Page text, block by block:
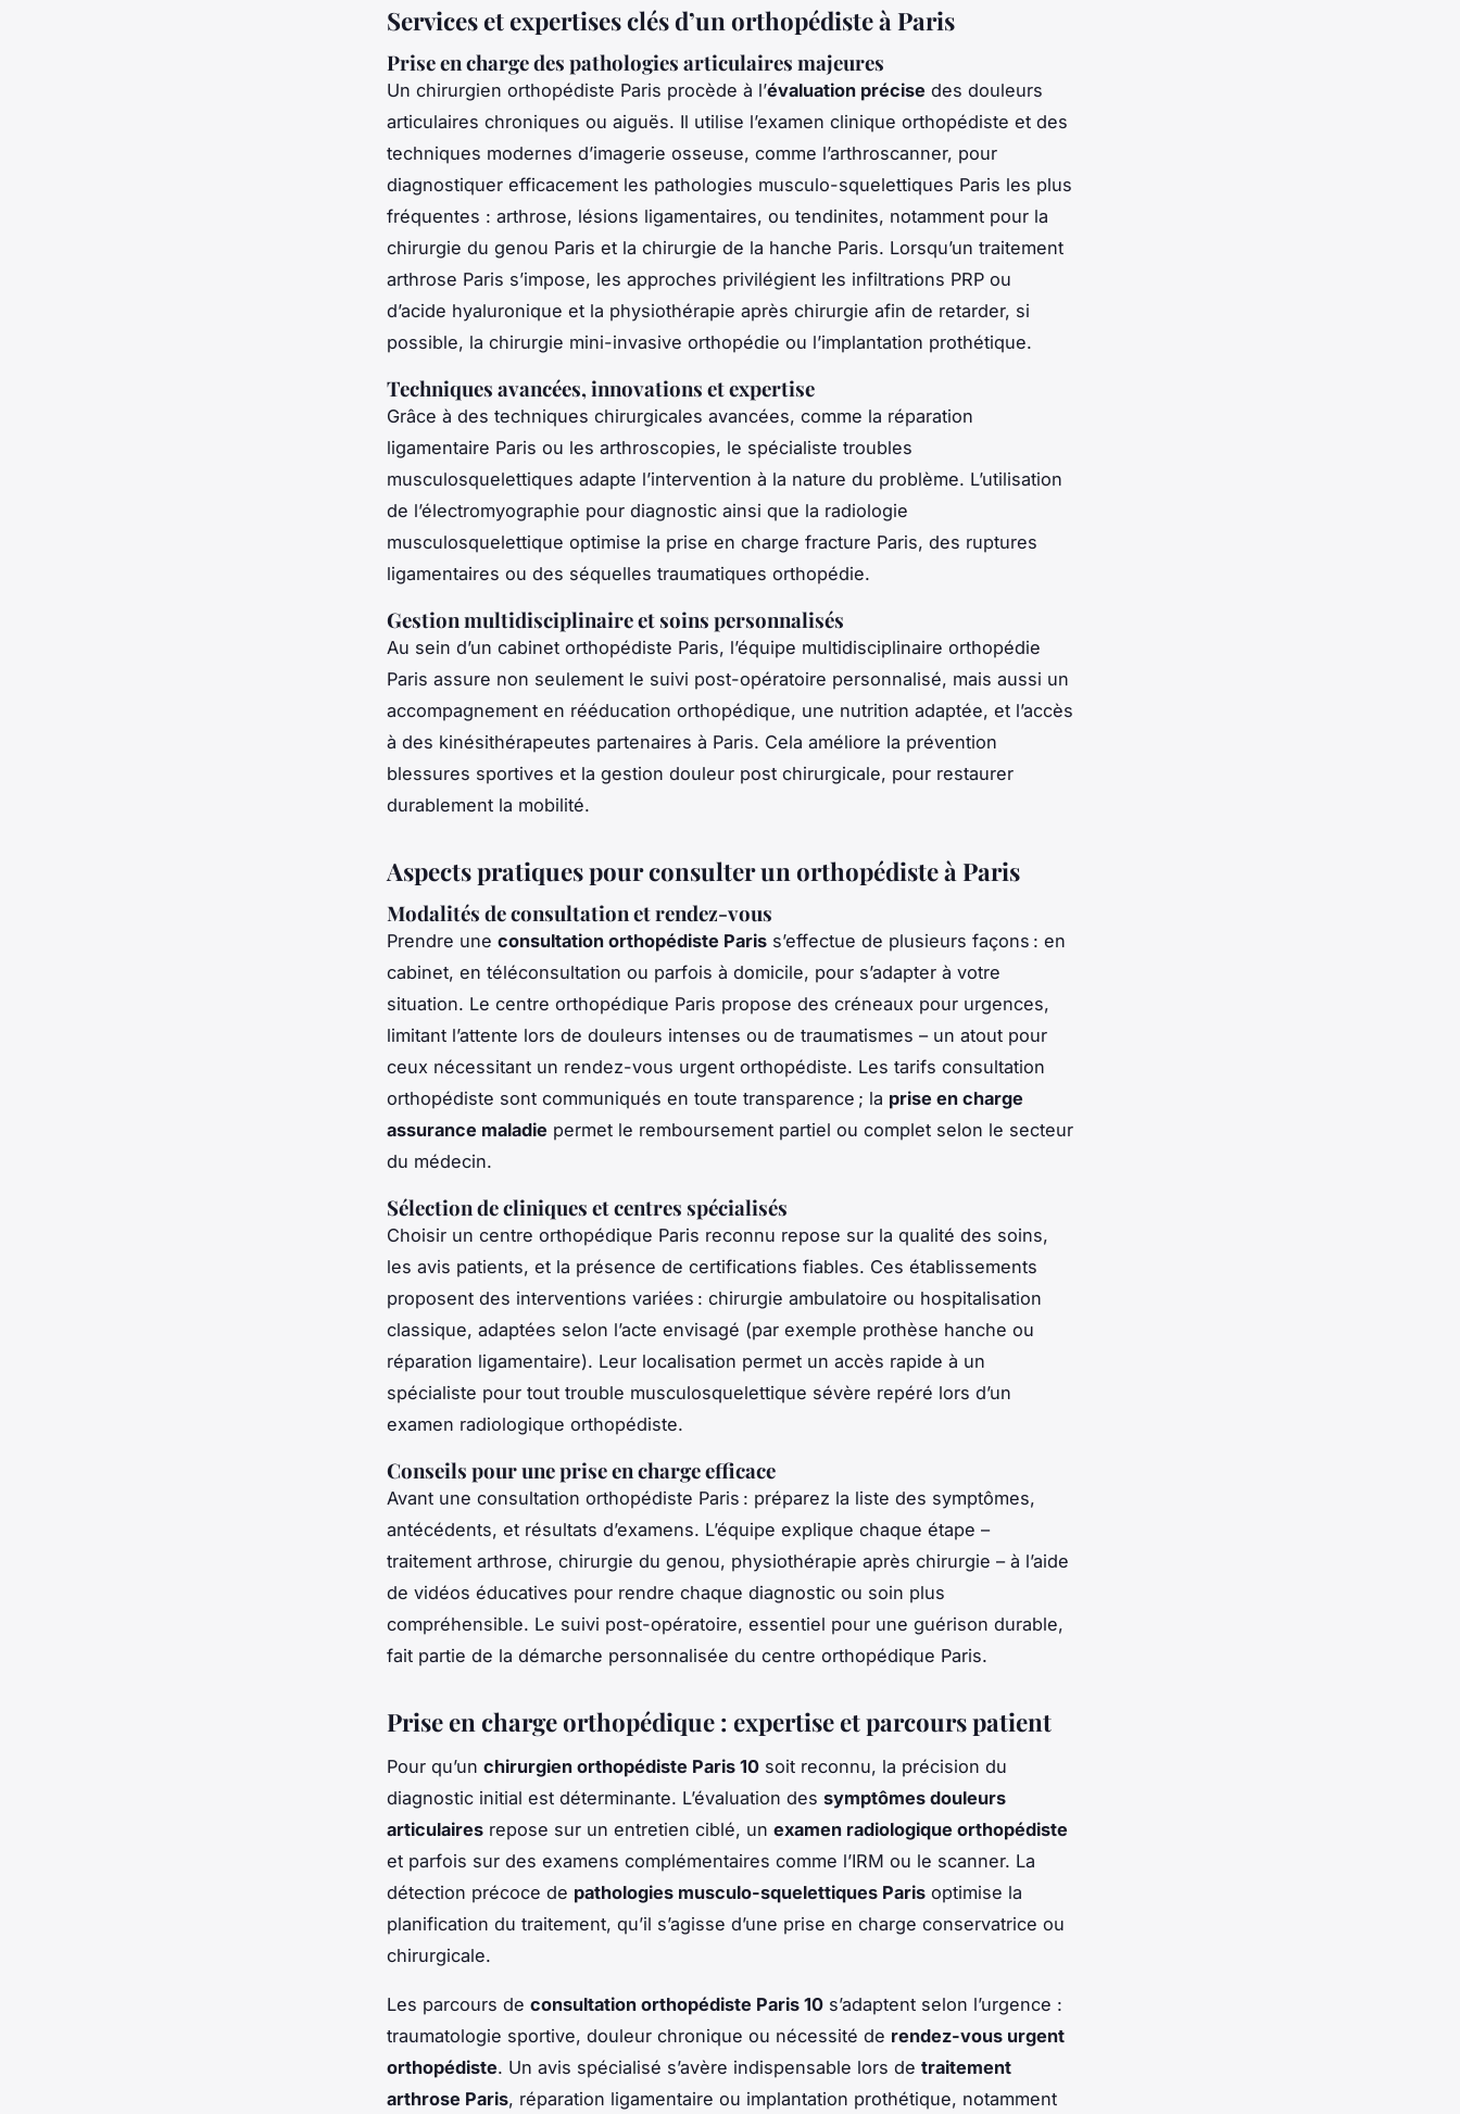
Services et expertises clés d’un orthopédiste à Paris
Prise en charge des pathologies articulaires majeures
Un chirurgien orthopédiste Paris procède à l’évaluation précise des douleurs
articulaires chroniques ou aiguës. Il utilise l’examen clinique orthopédiste et des
techniques modernes d’imagerie osseuse, comme l’arthroscanner, pour
diagnostiquer efficacement les pathologies musculo-squelettiques Paris les plus
fréquentes : arthrose, lésions ligamentaires, ou tendinites, notamment pour la
chirurgie du genou Paris et la chirurgie de la hanche Paris. Lorsqu’un traitement
arthrose Paris s’impose, les approches privilégient les infiltrations PRP ou
d’acide hyaluronique et la physiothérapie après chirurgie afin de retarder, si
possible, la chirurgie mini-invasive orthopédie ou l’implantation prothétique.
Techniques avancées, innovations et expertise
Grâce à des techniques chirurgicales avancées, comme la réparation
ligamentaire Paris ou les arthroscopies, le spécialiste troubles
musculosquelettiques adapte l’intervention à la nature du problème. L’utilisation
de l’électromyographie pour diagnostic ainsi que la radiologie
musculosquelettique optimise la prise en charge fracture Paris, des ruptures
ligamentaires ou des séquelles traumatiques orthopédie.
Gestion multidisciplinaire et soins personnalisés
Au sein d’un cabinet orthopédiste Paris, l’équipe multidisciplinaire orthopédie
Paris assure non seulement le suivi post-opératoire personnalisé, mais aussi un
accompagnement en rééducation orthopédique, une nutrition adaptée, et l’accès
à des kinésithérapeutes partenaires à Paris. Cela améliore la prévention
blessures sportives et la gestion douleur post chirurgicale, pour restaurer
durablement la mobilité.
Aspects pratiques pour consulter un orthopédiste à Paris
Modalités de consultation et rendez-vous
Prendre une consultation orthopédiste Paris s’effectue de plusieurs façons : en
cabinet, en téléconsultation ou parfois à domicile, pour s’adapter à votre
situation. Le centre orthopédique Paris propose des créneaux pour urgences,
limitant l’attente lors de douleurs intenses ou de traumatismes – un atout pour
ceux nécessitant un rendez-vous urgent orthopédiste. Les tarifs consultation
orthopédiste sont communiqués en toute transparence ; la prise en charge
assurance maladie permet le remboursement partiel ou complet selon le secteur
du médecin.
Sélection de cliniques et centres spécialisés
Choisir un centre orthopédique Paris reconnu repose sur la qualité des soins,
les avis patients, et la présence de certifications fiables. Ces établissements
proposent des interventions variées : chirurgie ambulatoire ou hospitalisation
classique, adaptées selon l’acte envisagé (par exemple prothèse hanche ou
réparation ligamentaire). Leur localisation permet un accès rapide à un
spécialiste pour tout trouble musculosquelettique sévère repéré lors d’un
examen radiologique orthopédiste.
Conseils pour une prise en charge efficace
Avant une consultation orthopédiste Paris : préparez la liste des symptômes,
antécédents, et résultats d’examens. L’équipe explique chaque étape –
traitement arthrose, chirurgie du genou, physiothérapie après chirurgie – à l’aide
de vidéos éducatives pour rendre chaque diagnostic ou soin plus
compréhensible. Le suivi post-opératoire, essentiel pour une guérison durable,
fait partie de la démarche personnalisée du centre orthopédique Paris.
Prise en charge orthopédique : expertise et parcours patient
Pour qu’un chirurgien orthopédiste Paris 10 soit reconnu, la précision du
diagnostic initial est déterminante. L’évaluation des symptômes douleurs
articulaires repose sur un entretien ciblé, un examen radiologique orthopédiste
et parfois sur des examens complémentaires comme l’IRM ou le scanner. La
détection précoce de pathologies musculo-squelettiques Paris optimise la
planification du traitement, qu’il s’agisse d’une prise en charge conservatrice ou
chirurgicale.
Les parcours de consultation orthopédiste Paris 10 s’adaptent selon l’urgence :
traumatologie sportive, douleur chronique ou nécessité de rendez-vous urgent
orthopédiste. Un avis spécialisé s’avère indispensable lors de traitement
arthrose Paris, réparation ligamentaire ou implantation prothétique, notamment